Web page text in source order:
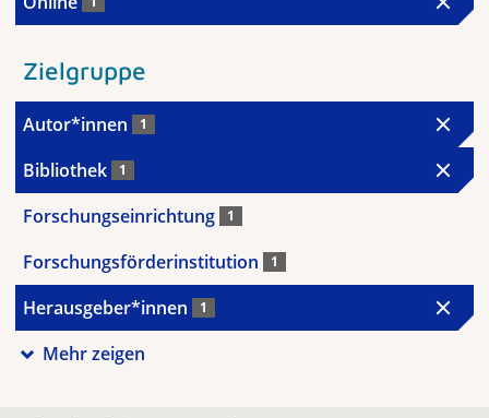
Zielgruppe
Autor*innen 1
Bibliothek 1
Forschungseinrichtung 1
Forschungsförderinstitution 1
Herausgeber*innen 1
Mehr zeigen